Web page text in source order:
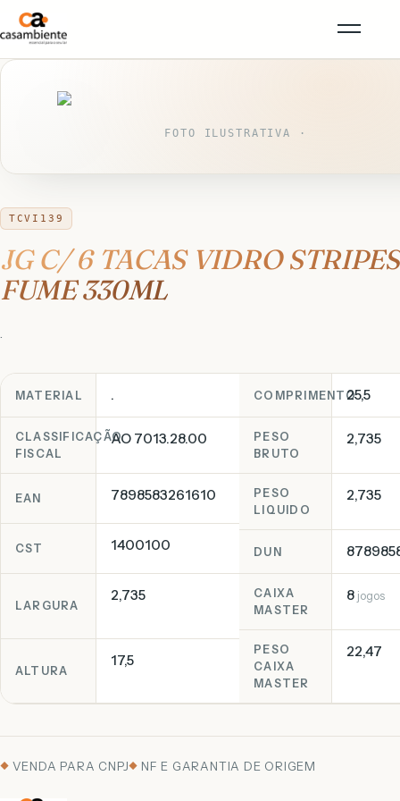
FOTO ILUSTRATIVA ·
TCVI139
JG C/ 6 TACAS VIDRO STRIPES
FUME 330ML
.
MATERIAL .
CLASSIFICAÇÃO
FISCAL
AO 7013.28.00
COMPRIMENTO25,5
PESO
BRUTO
2,735
EAN 7898583261610
CST 1400100
PESO
LIQUIDO
2,735
DUN
LARGURA
2,735
ALTURA
17,5
CAIXA
MASTER
8 jogos
PESO
CAIXA
MASTER
22,47
VENDA PARA CNPJ NF E GARANTIA DE ORIGEM